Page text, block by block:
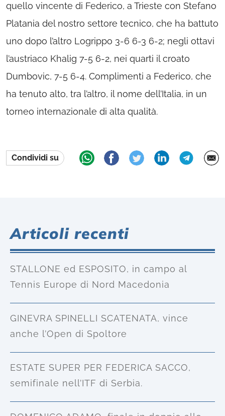
quello vincente di Federico, a Trieste con Stefano
Platania del nostro settore tecnico, che ha battuto
uno dopo l’altro Logrippo 3-6 6-3 6-2; negli ottavi
l’austriaco Khalig 7-5 6-2, nei quarti il croato
Dumbovic, 7-5 6-4. Complimenti a Federico, che
ha tenuto alto, tra l’altro, il nome dell’Italia, in un
torneo internazionale di alta qualità.
Condividi su
Articoli recenti
STALLONE ed ESPOSITO, in campo al
Tennis Europe di Nord Macedonia
GINEVRA SPINELLI SCATENATA, vince
anche l’Open di Spoltore
ESTATE SUPER PER FEDERICA SACCO,
semifinale nell’ITF di Serbia.